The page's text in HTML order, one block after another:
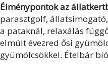
Élménypontok az
parasztgolf,
a pataknál, relaxálás
elmúlt évezred ősi
gyümölcsökkel. Ételbár